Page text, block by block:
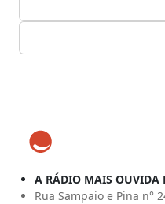
A RÁDIO MAIS OUVIDA
Rua Sampaio e Pina n°